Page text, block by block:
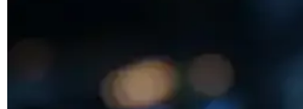
Apple MacBook Neo İncelemesi:
Apple MacBook Neo, iPhone işlemcisiyle düşük
Apple M5 Max Çipi: Performans